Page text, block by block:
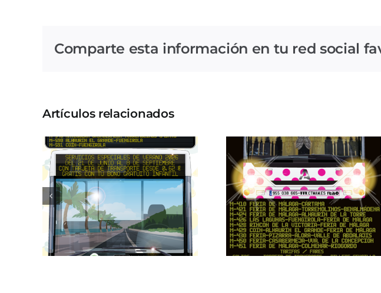
Comparte esta información en tu red social
Artículos relacionados